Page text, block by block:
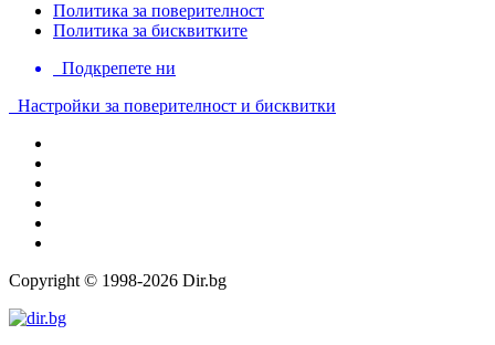
Политика за поверителност
Политика за бисквитките
Подкрепете ни
Настройки за поверителност и бисквитки
Copyright © 1998-2026 Dir.bg